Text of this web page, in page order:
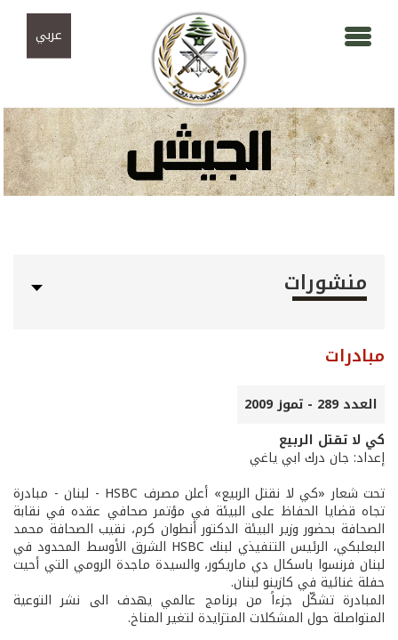
عربي
منشورات
مبادرات
العدد 289 - تموز 2009
كي لا تقتل الربيع
إعداد: جان درك ابي ياغي
تحت شعار «كي لا نقتل الربيع» أعلن مصرف HSBC - لبنان - مبادرة
تجاه قضايا الحفاظ على البيئة في مؤتمر صحافي عقده في نقابة
الصحافة بحضور وزير البيئة الدكتور أنطوان كرم، نقيب الصحافة محمد
البعلبكي، الرئيس التنفيذي لبنك HSBC الشرق الأوسط المحدود في
لبنان فرنسوا باسكال دي ماريكور، والسيدة ماجدة الرومي التي أحيت
حفلة غنائية في كازينو لبنان.
المبادرة تشكّل جزءاً من برنامج عالمي يهدف الى نشر التوعية
المتواصلة حول المشكلات المتزايدة لتغير المناخ.